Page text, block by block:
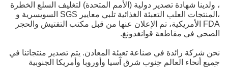
، ولدينا شهادة تصدير دولية (الأمم المتحدة) لتغليف السلع الخطرة
،المنتجات العلب التعبئة الغذائية تلبي معايير SGS السويسرية و
FDA الأمريكية، تم الإعلان عنها من قبل مكتب التفتيش والحجر
الصحي في مقاطعة قوانغدونغ.
نحن شركة رائدة في صناعة تعبئة المعادن. يتم تصدير منتجاتنا في
جميع أنحاء العالم جنوب شرق آسيا وأوروبا وأمريكا الجنوبية